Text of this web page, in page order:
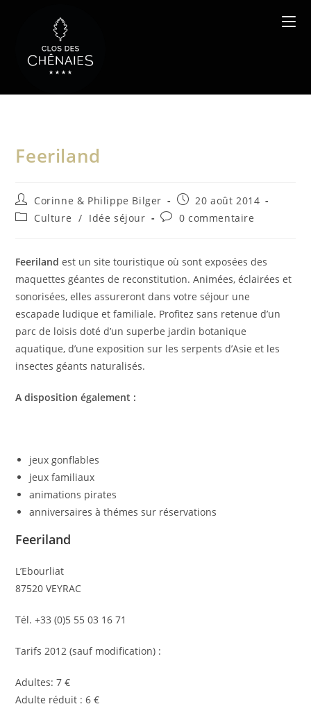
Feeriland
Auteur/autrice
de
la
Corinne & Philippe Bilger
Publication
publiée :
20 août 2014
PostCulture / Idée séjour
Commentaires
publication :
0 commentaire
Feeriland est un site touristique où sont exposées des
maquettes géantes de reconstitution. Animées, éclairées et
sonorisées, elles assureront dans votre séjour une
escapade ludique et familiale. Profitez sans retenue d’un
parc de loisis doté d’un superbe jardin botanique
aquatique, d’une exposition sur les serpents d’Asie et les
insectes géants naturalisés.
A disposition également :
jeux gonflables
jeux familiaux
animations pirates
anniversaires à thémes sur réservations
Feeriland
L’Ebourliat
87520 VEYRAC
Tél. +33 (0)5 55 03 16 71
Tarifs 2012 (sauf modification) :
Adultes: 7 €
Adulte réduit : 6 €